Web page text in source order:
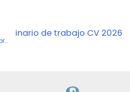
Resolución de 30 de diciembre de 2025 por la que se convoca el Programa de fomento de la contratación indefinida de personas jóvenes cualificadas 2026. Sistema Nacional de Garantía Juvenil
de trabajo CV 2026